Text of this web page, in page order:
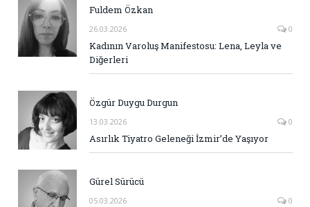
Fuldem Özkan
26.03.2026 0
Kadının Varoluş Manifestosu: Lena, Leyla ve
Diğerleri
Özgür Duygu Durgun
13.03.2026 0
Asırlık Tiyatro Geleneği İzmir’de Yaşıyor
Gürel Sürücü
05.03.2026 0